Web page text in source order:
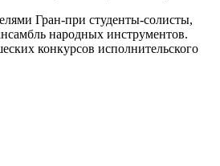
Гран-при студенты-солисты,
народных инструментов.
конкурсов исполнительского